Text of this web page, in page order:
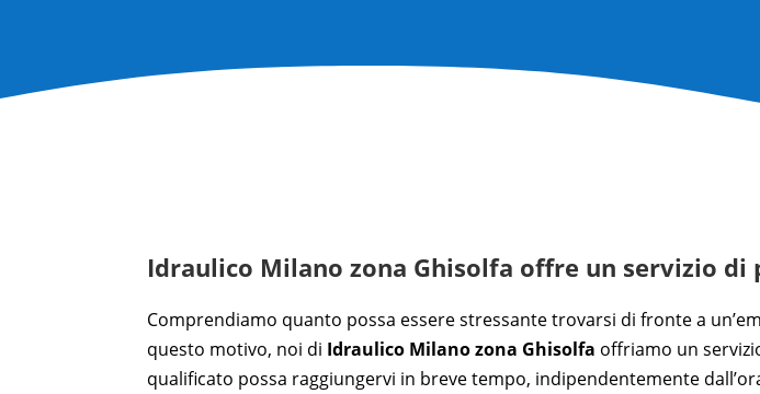
Idraulico Milano zona Ghisolfa offre un servizio
Comprendiamo quanto possa essere stressante trovarsi di fronte a
questo motivo, noi di Idraulico Milano zona Ghisolfa offriamo un
qualificato possa raggiungervi in breve tempo, indipendentemente